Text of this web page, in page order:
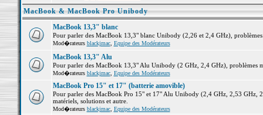
MacBook & MacBook Pro Unibody
MacBook 13,3" blanc
Pour parler des MacBook 13,3" blanc Unibody (2,26 et 2,4 GHz),
Mod�rateurs blackjmac, Equipe des Modérateurs
MacBook 13,3" Alu
Pour parler des MacBook 13,3" Alu Unibody (2 GHz, 2,4 GHz), problèmes
Mod�rateurs blackjmac, Equipe des Modérateurs
MacBook Pro 15" et 17" (batterie amovible)
Pour parler des MacBook Pro 15" et 17" Alu Unibody (2,4 GHz, 2,53 GHz,
matériels, solutions et autre.
Mod�rateurs blackjmac, Equipe des Modérateurs